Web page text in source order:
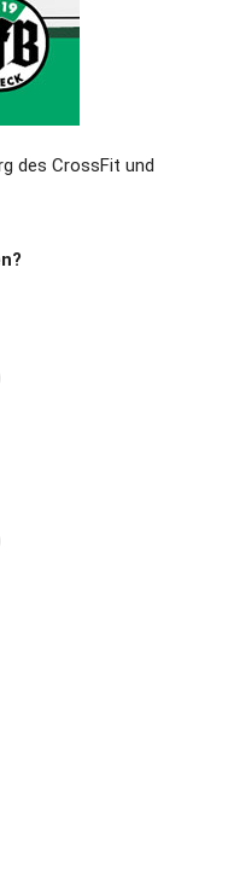
des CrossFit und